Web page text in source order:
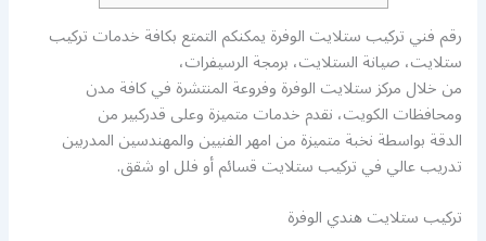
رقم فني تركيب ستلايت الوفرة يمكنكم التمتع بكافة خدمات تركيب
ستلايت، صيانة الستلايت، برمجة الرسيفرات،
من خلال مركز ستلايت الوفرة وفروعة المنتشرة في كافة مدن
ومحافظات الكويت، نقدم خدمات متميزة وعلى قدركبير من
الدقة بواسطة نخبة متميزة من امهر الفنيين والمهندسين المدربين
تدريب عالي في تركيب ستلايت قسائم أو فلل او شقق.
تركيب ستلايت هندي الوفرة